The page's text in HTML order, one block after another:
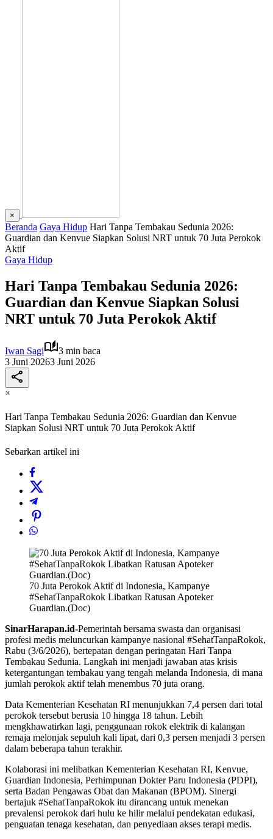
×
Beranda Gaya Hidup Hari Tanpa Tembakau Sedunia 2026:
Guardian dan Kenvue Siapkan Solusi NRT untuk 70 Juta Perokok
Aktif
Gaya Hidup
Hari Tanpa Tembakau Sedunia 2026:
Guardian dan Kenvue Siapkan Solusi
NRT untuk 70 Juta Perokok Aktif
Iwan Sagi
3 min baca
3 Juni 20263 Juni 2026
×
Hari Tanpa Tembakau Sedunia 2026: Guardian dan Kenvue
Siapkan Solusi NRT untuk 70 Juta Perokok Aktif
Sebarkan artikel ini
70 Juta Perokok Aktif di Indonesia, Kampanye
#SehatTanpaRokok Libatkan Ratusan Apoteker
Guardian.(Doc)
SinarHarapan.id-Pemerintah bersama swasta dan organisasi
profesi medis meluncurkan kampanye nasional #SehatTanpaRokok,
Rabu (3/6/2026), bertepatan dengan peringatan Hari Tanpa
Tembakau Sedunia. Langkah ini menjadi jawaban atas krisis
ketergantungan tembakau yang tengah melanda Indonesia, di mana
jumlah perokok aktif telah menembus 70 juta orang.
Data Kementerian Kesehatan RI menunjukkan 7,4 persen dari total
perokok tersebut berusia 10 hingga 18 tahun. Lebih
mengkhawatirkan lagi, penggunaan rokok elektrik di kalangan
remaja melonjak sepuluh kali lipat, dari 0,3 persen menjadi 3 persen
dalam beberapa tahun terakhir.
Kolaborasi ini melibatkan Kementerian Kesehatan RI, Kenvue,
Guardian Indonesia, Perhimpunan Dokter Paru Indonesia (PDPI),
serta Badan Pengawas Obat dan Makanan (BPOM). Sinergi
bertajuk #SehatTanpaRokok itu dirancang untuk menekan
prevalensi perokok dari hulu ke hilir melalui pendekatan edukasi,
penguatan tenaga kesehatan, dan penyediaan akses terapi medis.